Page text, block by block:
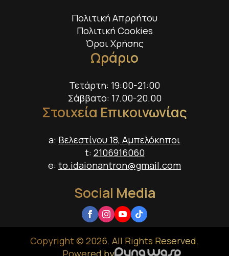
Πολιτική Απρρήτου
Πολιτική Cookies
Όροι Χρήσης
Ωράριο
Τετάρτη: 19:00-21:00
Σάββατο: 17.00-20.00
Στοιχεία Επικοινωνίας
a: Βελεστίνου 18, Αμπελόκηποι
t: 2106916060
e: to.idaionantron@gmail.com
Social Media
Copyright © 2026. All Rights Reserved.